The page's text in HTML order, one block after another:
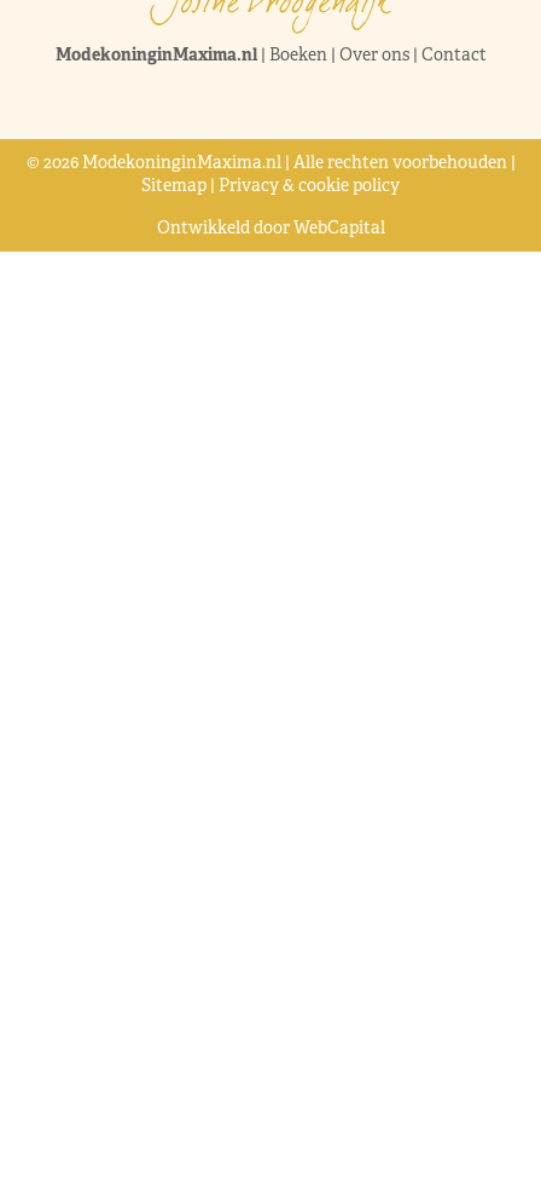
ModekoninginMaxima.nl| Boeken| Over ons| Contact
© 2026 ModekoninginMaxima.nl | Alle rechten voorbehouden |
Sitemap | Privacy & cookie policy
Ontwikkeld doorWebCapital